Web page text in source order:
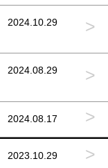
2024.10.29 >
2024.08.29 >
2024.08.17 >
2023.10.29 >